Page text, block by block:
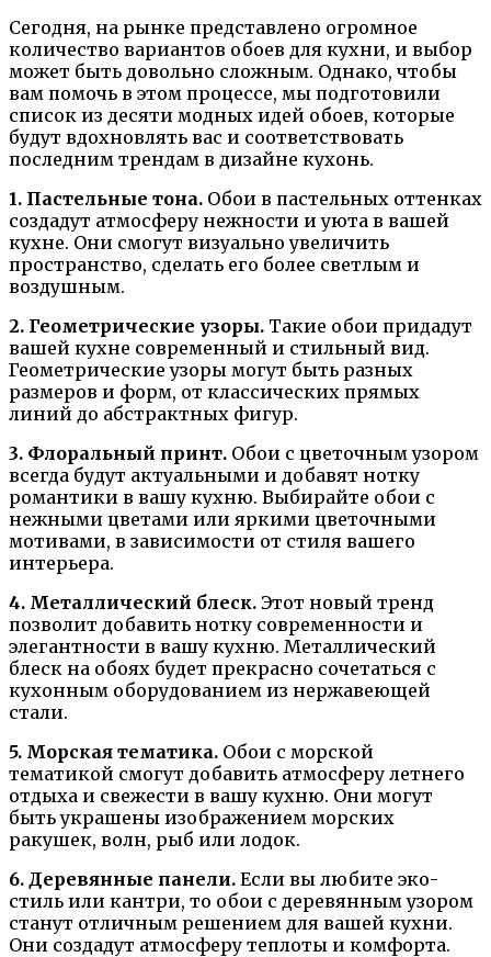
Сегодня, на рынке представлено огромное
количество вариантов обоев для кухни, и выбор
может быть довольно сложным. Однако, чтобы
вам помочь в этом процессе, мы подготовили
список из десяти модных идей обоев, которые
будут вдохновлять вас и соответствовать
последним трендам в дизайне кухонь.
1. Пастельные тона. Обои в пастельных оттенках
создадут атмосферу нежности и уюта в вашей
кухне. Они смогут визуально увеличить
пространство, сделать его более светлым и
воздушным.
2. Геометрические узоры. Такие обои придадут
вашей кухне современный и стильный вид.
Геометрические узоры могут быть разных
размеров и форм, от классических прямых
линий до абстрактных фигур.
3. Флоральный принт. Обои с цветочным узором
всегда будут актуальными и добавят нотку
романтики в вашу кухню. Выбирайте обои с
нежными цветами или яркими цветочными
мотивами, в зависимости от стиля вашего
интерьера.
4. Металлический блеск. Этот новый тренд
позволит добавить нотку современности и
элегантности в вашу кухню. Металлический
блеск на обоях будет прекрасно сочетаться с
кухонным оборудованием из нержавеющей
стали.
5. Морская тематика. Обои с морской
тематикой смогут добавить атмосферу летнего
отдыха и свежести в вашу кухню. Они могут
быть украшены изображением морских
ракушек, волн, рыб или лодок.
6. Деревянные панели. Если вы любите эко-
стиль или кантри, то обои с деревянным узором
станут отличным решением для вашей кухни.
Они создадут атмосферу теплоты и комфорта.